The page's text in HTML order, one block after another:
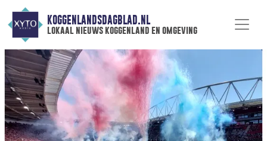
KOGGENLANDSDAGBLAD.NL
lokaal nieuws koggenland en omgeving